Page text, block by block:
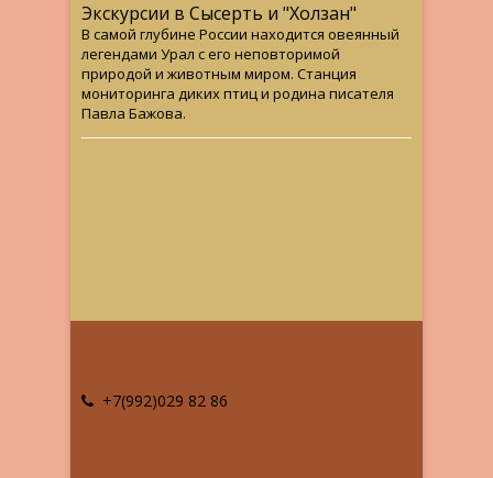
Экскурсии в Сысерть и "Холзан"
В самой глубине России находится овеянный
легендами Урал с его неповторимой
природой и животным миром. Станция
мониторинга диких птиц и родина писателя
Павла Бажова.
+7(992)029 82 86